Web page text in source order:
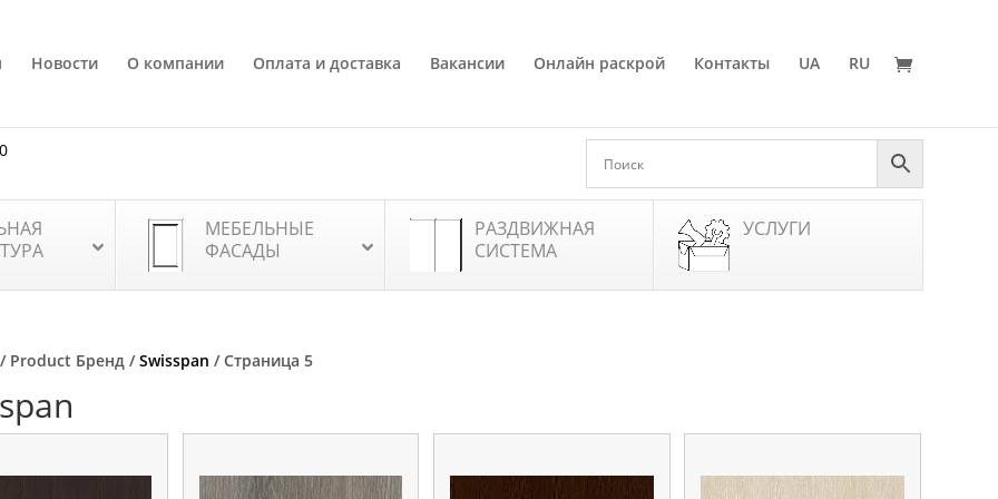
Новости О компании Оплата и доставка Вакансии Онлайн раскрой Контакты UA RU
МЕБЕЛЬНЫЕ
ФАСАДЫ
РАЗДВИЖНАЯ
СИСТЕМА
УСЛУГИ
Product Бренд /Swisspan / Страница 5